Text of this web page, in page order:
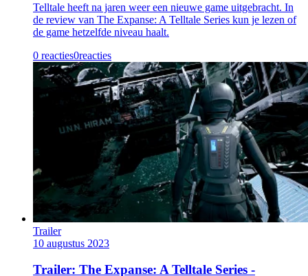
Telltale heeft na jaren weer een nieuwe game uitgebracht. In
de review van The Expanse: A Telltale Series kun je lezen of
de game hetzelfde niveau haalt.
0 reacties0reacties
Trailer
10 augustus 2023
Trailer: The Expanse: A Telltale Series -